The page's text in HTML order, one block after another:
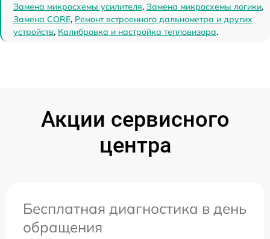
Замена микросхемы усилителя, Замена микросхемы логики,
Замена CORE, Ремонт встроенного дальнометра и других
устройств, Калибровка и настройка тепловизора.
Акции сервисного
центра
Бесплатная диагностика в день
обращения